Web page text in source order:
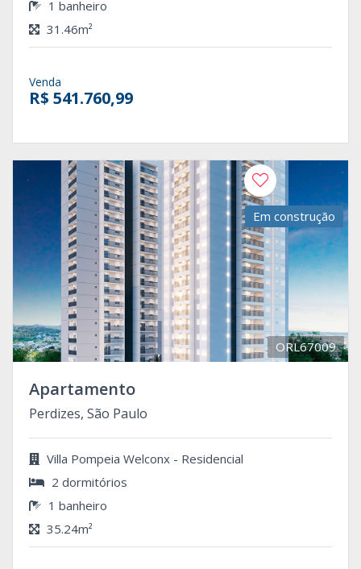
1 banheiro
31.46m²
Venda
R$ 541.760,99
Em construção
ORL67009
Apartamento
Perdizes, São Paulo
Villa Pompeia Welconx - Residencial
2 dormitórios
1 banheiro
35.24m²